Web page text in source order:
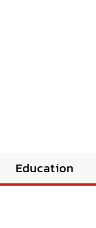
Education